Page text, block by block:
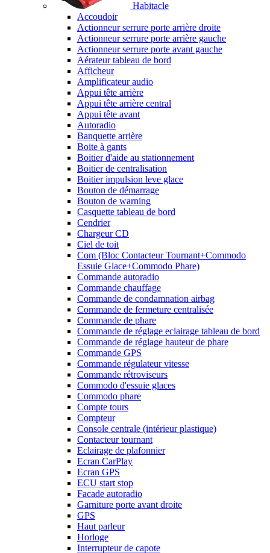
Habitacle
Accoudoir
Actionneur serrure porte arrière droite
Actionneur serrure porte arrière gauche
Actionneur serrure porte avant gauche
Aérateur tableau de bord
Afficheur
Amplificateur audio
Appui tête arrière
Appui tête arrière central
Appui tête avant
Autoradio
Banquette arrière
Boite à gants
Boitier d'aide au stationnement
Boitier de centralisation
Boitier impulsion leve glace
Bouton de démarrage
Bouton de warning
Casquette tableau de bord
Cendrier
Chargeur CD
Ciel de toit
Com (Bloc Contacteur Tournant+Commodo
Essuie Glace+Commodo Phare)
Commande autoradio
Commande chauffage
Commande de condamnation airbag
Commande de fermeture centralisée
Commande de phare
Commande de réglage eclairage tableau de bord
Commande de réglage hauteur de phare
Commande GPS
Commande régulateur vitesse
Commande rétroviseurs
Commodo d'essuie glaces
Commodo phare
Compte tours
Compteur
Console centrale (intérieur plastique)
Contacteur tournant
Eclairage de plafonnier
Ecran CarPlay
Ecran GPS
ECU start stop
Facade autoradio
Garniture porte avant droite
GPS
Haut parleur
Horloge
Interrupteur de capote